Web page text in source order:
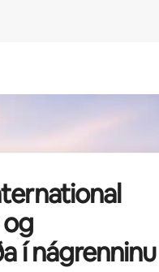
í nágrenninu